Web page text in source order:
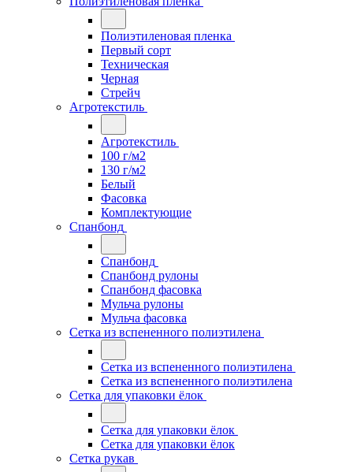
Полиэтиленовая пленка
Первый сорт
Техническая
Черная
Стрейч
Агротекстиль
Агротекстиль
100 г/м2
130 г/м2
Белый
Фасовка
Комплектующие
Спанбонд
Спанбонд
Спанбонд рулоны
Спанбонд фасовка
Мульча рулоны
Мульча фасовка
Сетка из вспененного полиэтилена
Сетка из вспененного полиэтилена
Сетка из вспененного полиэтилена
Сетка для упаковки ёлок
Сетка для упаковки ёлок
Сетка для упаковки ёлок
Сетка рукав